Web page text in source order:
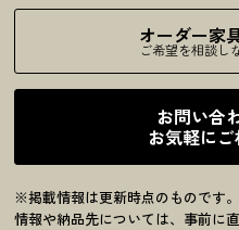
オーダー家
ご希望を相談し
お問い合
お気軽に
※掲載情報は更新時点のものです
情報や納品先については、事前に